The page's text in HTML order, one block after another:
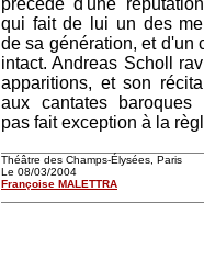
précédé d'une
qui fait de lui un des
de sa génération, et d'un
intact. Andreas Scholl
apparitions, et son
aux cantates baroques
pas fait exception à la
Théâtre des Champs-Élysées, Paris
Le 08/03/2004
Françoise MALETTRA